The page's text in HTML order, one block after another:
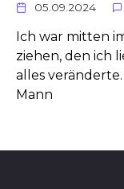
05.09.2024
Ich war mitten
ziehen, den ich
alles
Mann